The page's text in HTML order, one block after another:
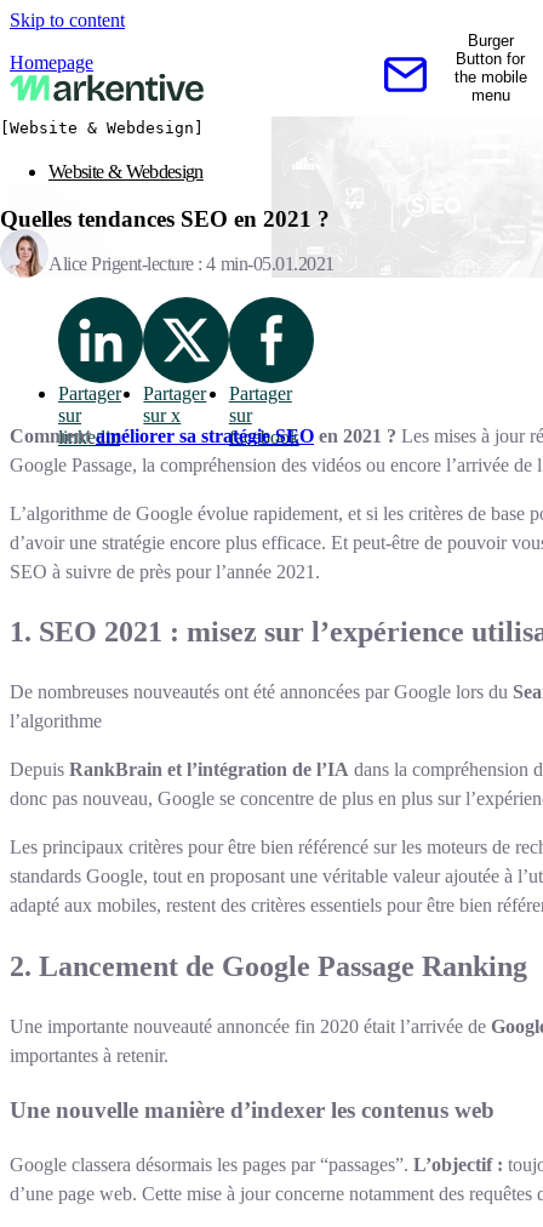
Skip to content
Homepage
Contactez-nous
Burger
Button for
the mobile
menu
[Website & Webdesign]
Website & Webdesign
Quelles tendances SEO en 2021 ?
Alice Prigent lecture : 4 min 05.01.2021
Partager
sur
linkedin
Partager
sur x
Partager
sur
facebook
Commentaméliorer sa stratégie SEO en 2021 ? Les mises à jour
Google Passage, la compréhension des vidéos ou encore l’arrivée
L’algorithme de Google évolue rapidement, et si les critères de base
d’avoir une stratégie encore plus efficace. Et peut-être de pouvoir
SEO à suivre de près pour l’année 2021.
1. SEO 2021 : misez sur l’expérience
De nombreuses nouveautés ont été annoncées par Google lors du
l’algorithme
Depuis RankBrain et l’intégration de l’IA dans la compréhension
donc pas nouveau, Google se concentre de plus en plus sur
Les principaux critères pour être bien référencé sur les moteurs de
standards Google, tout en proposant une véritable valeur ajoutée à
adapté aux mobiles, restent des critères essentiels pour être bien
2. Lancement de Google Passage Ranking
Une importante nouveauté annoncée fin 2020 était l’arrivée de
importantes à retenir.
Une nouvelle manière d’indexer les contenus web
Google classera désormais les pages par “passages”. L’objectif :
d’une page web. Cette mise à jour concerne notamment des requêtes